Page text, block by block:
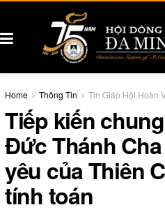
Home Thông Tin Tin Giáo Hội Hoàn
Tiếp kiến
Đức Thánh
yêu của Thiên
tính toán